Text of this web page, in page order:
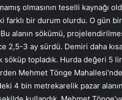
olmasının teselli kaynağı
farklı bir durum olurdu. O gün
Bu alanın sökümü,
2,5-3 ay sürdü. Demiri daha
topladık. Hurda değeri 5
Mehmet Tönge
4 bin metrekarelik pazar